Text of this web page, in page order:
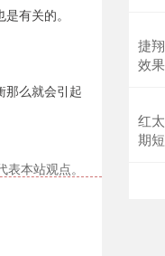
有关的。
那么就会引起
本站观点。
捷
效
红
期